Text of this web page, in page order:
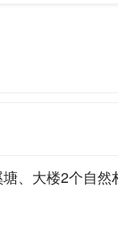
、大楼2个自然